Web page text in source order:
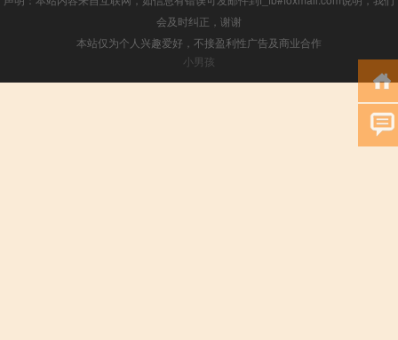
会及时纠正，谢谢
本站仅为个人兴趣爱好，不接盈利性广告及商业合作
小男孩